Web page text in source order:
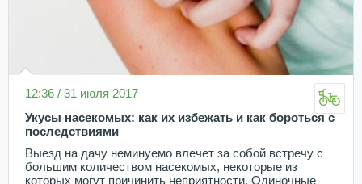
12:36 / 31 июля 2017
Укусы насекомых: как их избежать и как бороться с
последствиями
Выезд на дачу неминуемо влечет за собой встречу с
большим количеством насекомых, некоторые из
которых могут причинить неприятности. Одиночные